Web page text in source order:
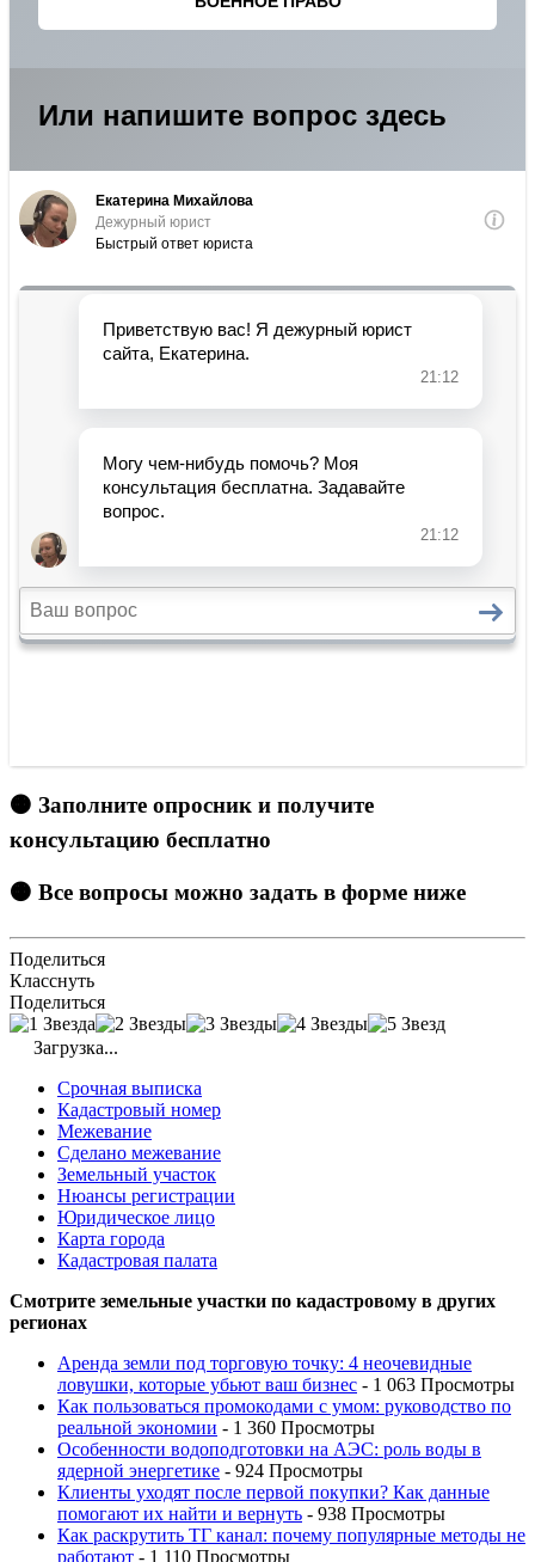
🟠 Заполните опросник и получите
консультацию бесплатно
🟠 Все вопросы можно задать в форме ниже
Поделиться
Класснуть
Поделиться
Загрузка...
Срочная выписка
Кадастровый номер
Межевание
Сделано межевание
Земельный участок
Нюансы регистрации
Юридическое лицо
Карта города
Кадастровая палата
Смотрите земельные участки по кадастровому в других
регионах
Аренда земли под торговую точку: 4 неочевидные
ловушки, которые убьют ваш бизнес - 1 063 Просмотры
Как пользоваться промокодами с умом: руководство по
реальной экономии - 1 360 Просмотры
Особенности водоподготовки на АЭС: роль воды в
ядерной энергетике - 924 Просмотры
Клиенты уходят после первой покупки? Как данные
помогают их найти и вернуть - 938 Просмотры
Как раскрутить ТГ канал: почему популярные методы не
работают - 1 110 Просмотры